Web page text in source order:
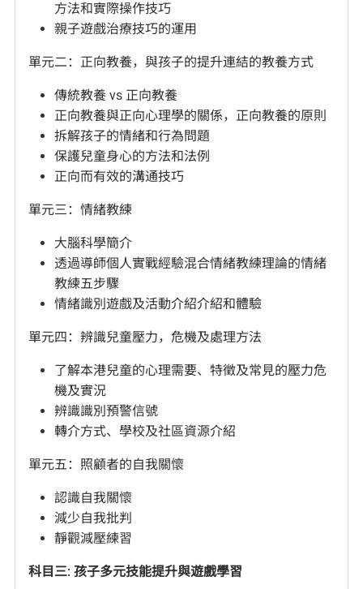
方法和實際操作技巧
親子遊戲治療技巧的運用
單元二：正向教養，與孩子的提升連結的教養方式
傳統教養 vs 正向教養
正向教養與正向心理學的關係，正向教養的原則
拆解孩子的情緒和行為問題
保護兒童身心的方法和法例
正向而有效的溝通技巧
單元三：情緒教練
大腦科學簡介
透過導師個人實戰經驗混合情緒教練理論的情緒
教練五步驟
情緒識別遊戲及活動介紹介紹和體驗
單元四：辨識兒童壓力，危機及處理方法
了解本港兒童的心理需要、特徵及常見的壓力危
機及實況
辨識識別預警信號
轉介方式、學校及社區資源介紹
單元五：照顧者的自我關懷
認識自我關懷
減少自我批判
靜觀減壓練習
科目三: 孩子多元技能提升與遊戲學習